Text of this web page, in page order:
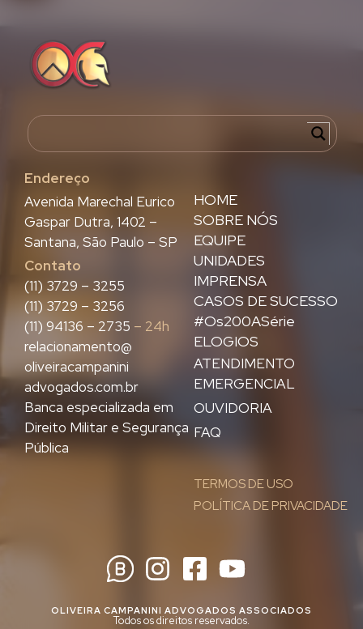
Endereço
HOME
SOBRE NÓS
EQUIPE
UNIDADES
IMPRENSA
CASOS DE SUCESSO
#Os200ASérie
ELOGIOS
ATENDIMENTO
EMERGENCIAL
OUVIDORIA
FAQ
TERMOS DE USO
POLÍTICA DE PRIVACIDADE
Avenida Marechal Eurico
Gaspar Dutra, 1402 –
Santana, São Paulo – SP
Contato
(11) 3729 – 3255
(11) 3729 – 3256
(11) 94136 – 2735 – 24h
relacionamento@
oliveiracampanini
advogados.com.br
Banca especializada em
Direito Militar e Segurança
Pública
OLIVEIRA CAMPANINI ADVOGADOS ASSOCIADOS
Todos os direitos reservados.